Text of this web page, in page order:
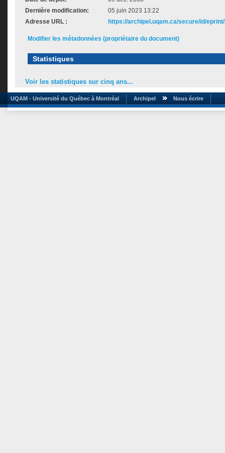
Dernière modification:
05 juin 2023 13:22
Adresse URL :
https://archipel.uqam.ca/secure/id/
Modifier les métadonnées (propriétaire du document)
Statistiques
Voir les statistiques sur cinq ans...
UQAM - Université du Québec à Montréal Archipel Nous écrire